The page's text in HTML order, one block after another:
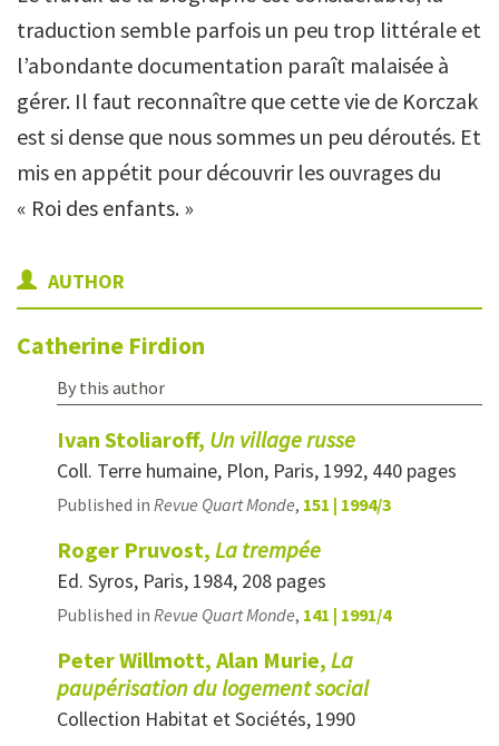
traduction semble parfois un peu trop littérale et
l’abondante documentation paraît malaisée à
gérer. Il faut reconnaître que cette vie de Korczak
est si dense que nous sommes un peu déroutés. Et
mis en appétit pour découvrir les ouvrages du
« Roi des enfants. »
AUTHOR
Catherine Firdion
By this author
Ivan Stoliaroff, Un village russe
Coll. Terre humaine, Plon, Paris, 1992, 440 pages
Published in Revue Quart Monde, 151 | 1994/3
Roger Pruvost, La trempée
Ed. Syros, Paris, 1984, 208 pages
Published in Revue Quart Monde, 141 | 1991/4
Peter Willmott, Alan Murie, La
paupérisation du logement social
Collection Habitat et Sociétés, 1990